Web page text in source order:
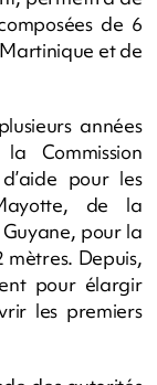
de 6
et de
années
Commission
pour les
de la
pour la
mètres. Depuis,
pour élargir
les premiers